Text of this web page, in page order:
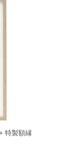
特製額縁